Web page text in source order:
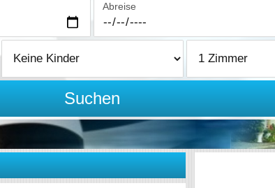
Abreise
Suchen